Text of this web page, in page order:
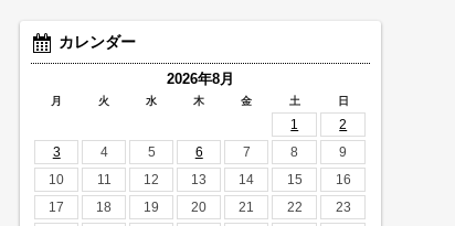
カレンダー
2026年8月
月 火 水 木 金 土 日
1
2
3
4 5 6 7 8
9
10
11 12 13 14 15
16
17
18 19 20 21 22
23